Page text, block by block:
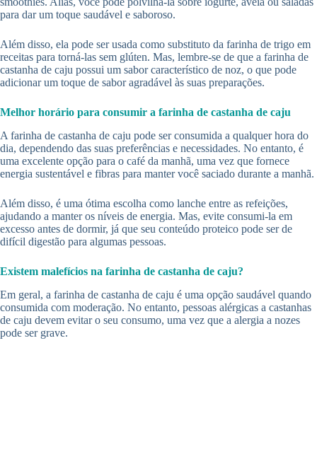
para dar um toque saudável e saboroso.
Além disso, ela pode ser usada como substituto da farinha de trigo em
receitas para torná-las sem glúten. Mas, lembre-se de que a farinha de
castanha de caju possui um sabor característico de noz, o que pode
adicionar um toque de sabor agradável às suas preparações.
Melhor horário para consumir a farinha de castanha de caju
A farinha de castanha de caju pode ser consumida a qualquer hora do
dia, dependendo das suas preferências e necessidades. No entanto, é
uma excelente opção para o café da manhã, uma vez que fornece
energia sustentável e fibras para manter você saciado durante a manhã.
Além disso, é uma ótima escolha como lanche entre as refeições,
ajudando a manter os níveis de energia. Mas, evite consumi-la em
excesso antes de dormir, já que seu conteúdo proteico pode ser de
difícil digestão para algumas pessoas.
Existem malefícios na farinha de castanha de caju?
Em geral, a farinha de castanha de caju é uma opção saudável quando
consumida com moderação. No entanto, pessoas alérgicas a castanhas
de caju devem evitar o seu consumo, uma vez que a alergia a nozes
pode ser grave.